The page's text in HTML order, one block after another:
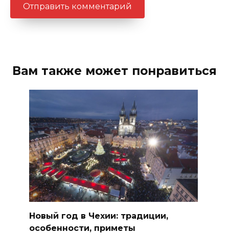
Вам также может понравиться
Новый год в Чехии: традиции,
особенности, приметы